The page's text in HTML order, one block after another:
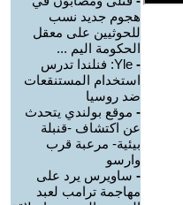
هجوم جديد نسب
للحوثيين على معقل
الحكومة اليم ...
-
Yle: فنلندا تدرس
استخدام المستنقعات
ضد روسيا
- موقع بولندي يتحدث
عن اكتشاف -قنبلة
بيئية- مرعبة قرب
وارسو
- ساويرس يرد على
مهاجمة ترامب لعبد